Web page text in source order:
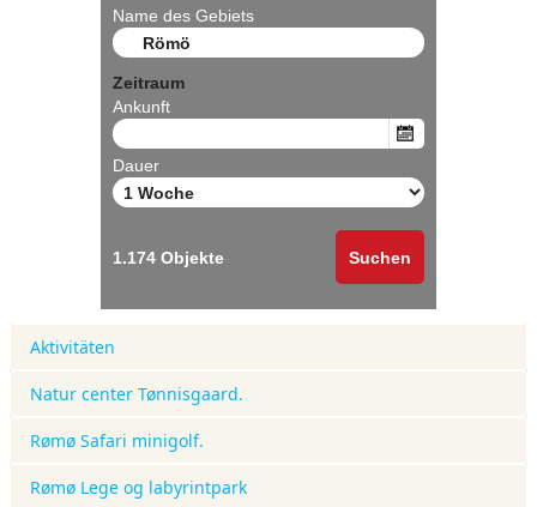
Aktivitäten
Natur center Tønnisgaard.
Rømø Safari minigolf.
Rømø Lege og labyrintpark